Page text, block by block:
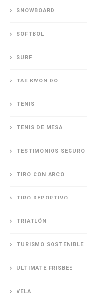
SNOWBOARD
SOFTBOL
SURF
TAE KWON DO
TENIS
TENIS DE MESA
TESTIMONIOS SEGURO
TIRO CON ARCO
TIRO DEPORTIVO
TRIATLÓN
TURISMO SOSTENIBLE
ULTIMATE FRISBEE
VELA